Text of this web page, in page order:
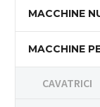
MACCHINE
MACCHINE
CAVATRICI